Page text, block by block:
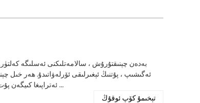
بەدەن چېنىقتۇرۇش ، سالامەتلىكنى ئەسلىگە
ئەگىشىپ ، پۇتنىڭ ئېغىرلىقى ئۆرلەۋاتىدۇ. ھەر
ئەتراپىغا كىيگەن پۇت ئېغىرلىقى بەدەن چېنىقتۇرۇش ھەۋەسكارلىرى ، تەنھەرىكەتچىلەر ۋە ئىن ...
تېخىمۇ كۆپ ئوقۇڭ